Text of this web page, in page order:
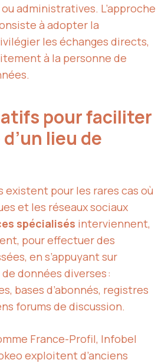
administratives. L’approche
à adopter la
les échanges directs,
à la personne de
pour faciliter
lieu de
existent pour les rares cas où
et les réseaux sociaux
spécialisés interviennent,
pour effectuer des
en s’appuyant sur
données diverses :
bases d’abonnés, registres
forums de discussion.
France-Profil, Infobel
exploitent d’anciens